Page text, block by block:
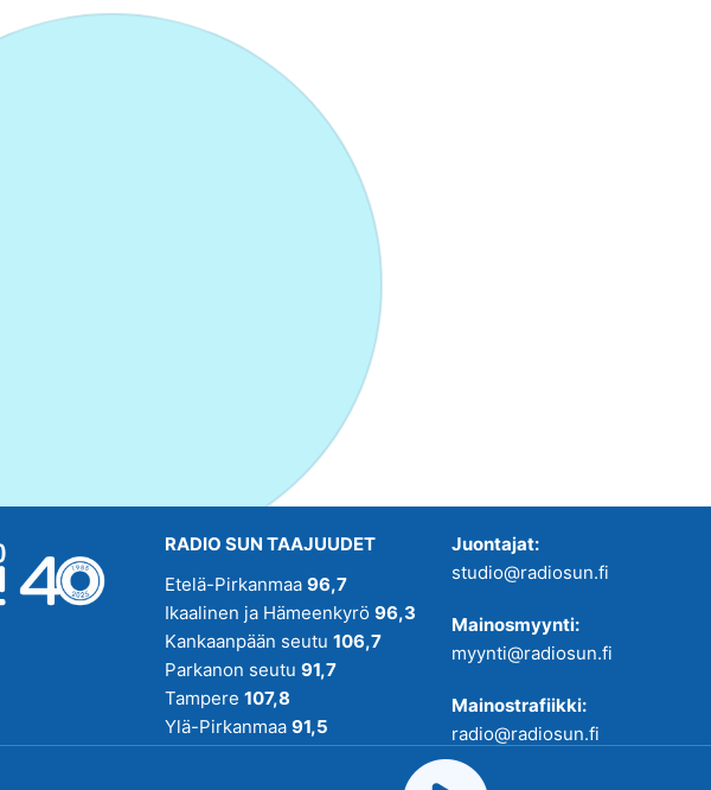
RADIO SUN TAAJUUDET
Etelä-Pirkanmaa 96,7
Ikaalinen ja Hämeenkyrö 96,3
Kankaanpään seutu 106,7
Parkanon seutu 91,7
Tampere 107,8
Ylä-Pirkanmaa 91,5
Pirmedioita.
Juontajat:
studio@radiosun.fi
Mainosmyynti:
myynti@radiosun.fi
Mainostrafiikki:
radio@radiosun.fi